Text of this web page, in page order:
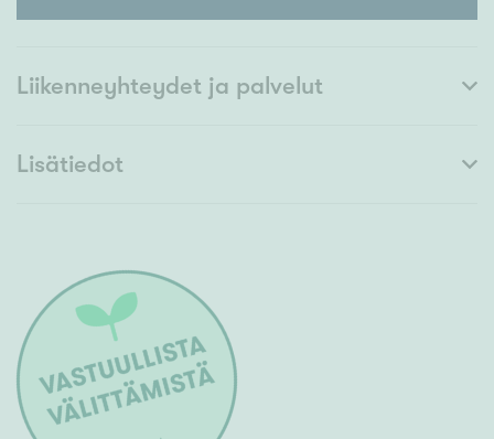
Liikenneyhteydet ja palvelut
Lisätiedot